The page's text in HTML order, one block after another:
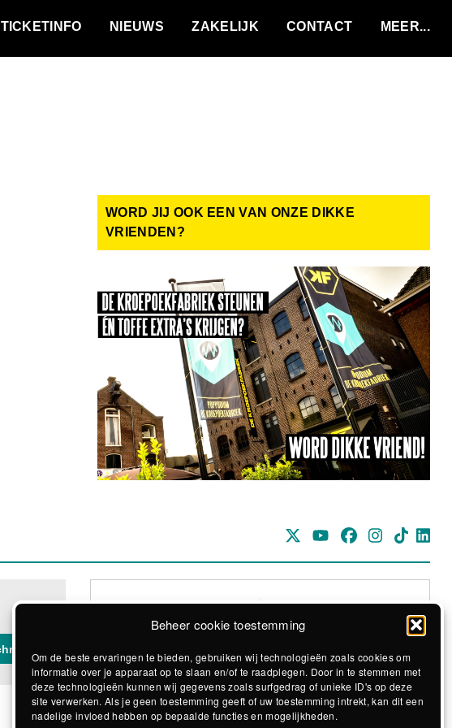
Beheer cookie toestemming
Om de beste ervaringen te bieden, gebruiken wij technologieën zoals cookies om
informatie over je apparaat op te slaan en/of te raadplegen. Door in te stemmen met
deze technologieën kunnen wij gegevens zoals surfgedrag of unieke ID's op deze
site verwerken. Als je geen toestemming geeft of uw toestemming intrekt, kan dit een
nadelige invloed hebben op bepaalde functies en mogelijkheden.
TICKETINFO NIEUWS ZAKELIJK CONTACT
WORD JIJ OOK EEN VAN ONZE DIKKE
VRIENDEN?
Realisatie The MindOffice